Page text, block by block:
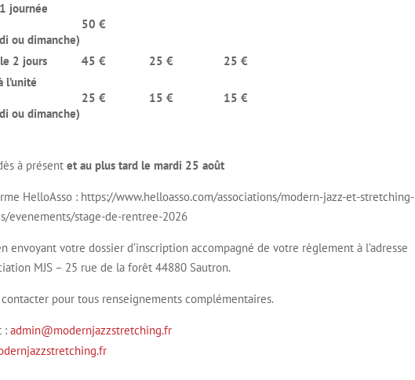
journée
ou dimanche)
50 €
2 jours 45 € 25 €
25 €
l’unité
ou dimanche)
25 € 15 € 15 €
à présentet au plus tard le mardi 25 août
HelloAsso : https://www.helloasso.com/associations/modern-jazz-et-stretching-
evenements/stage-de-rentree-2026
envoyant votre dossier d’inscription accompagné de votre règlement à l’adresse
MJS – 25 rue de la forêt 44880 Sautron.
contacter pour tous renseignements complémentaires.
: admin@modernjazzstretching.fr